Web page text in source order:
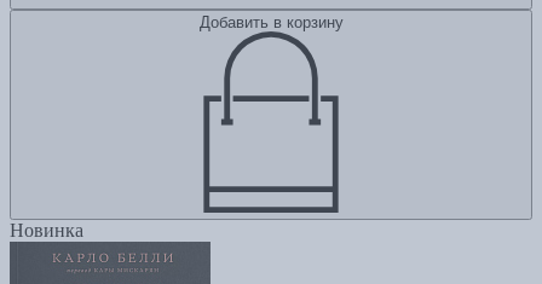
Добавить в корзину
Новинка